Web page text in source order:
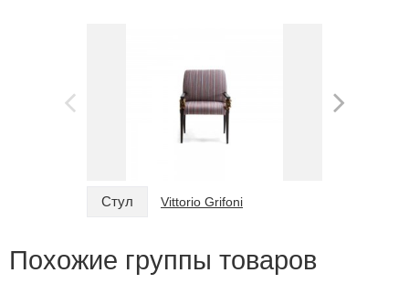
Стул Vittorio Grifoni
Похожие группы товаров